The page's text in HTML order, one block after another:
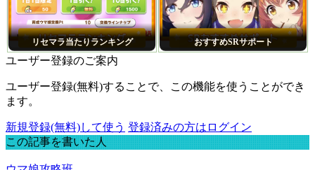
リセマラ当たりランキング おすすめSRサポート
ユーザー登録のご案内
ユーザー登録(無料)することで、この機能を使うことができ
ます。
新規登録(無料)して使う 登録済みの方はログイン
この記事を書いた人